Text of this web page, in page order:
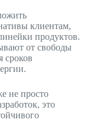
клиентам,
продуктов.
от свободы
сроков
не просто
это